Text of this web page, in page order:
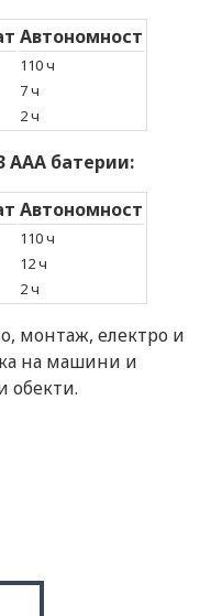
Автономност
110 ч
7 ч
2 ч
AAA батерии:
Автономност
110 ч
12 ч
2 ч
монтаж, електро и
на машини и
обекти.